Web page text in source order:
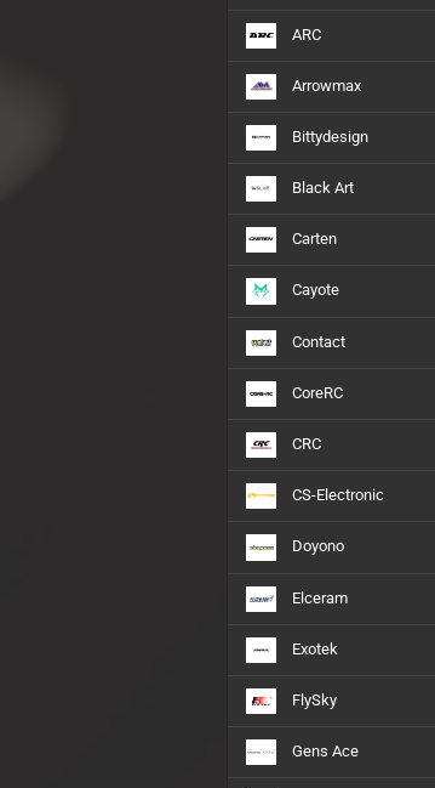
Sparko Racing
Sworkz
Team Associated
Yokomo
Motoren anzeigen
1:10
Nitro
ARC
Arrowmax
Bittydesign
Black Art
Carten
Cayote
Contact
CoreRC
CRC
CS-Electronic
Doyono
Elceram
Exotek
FlySky
Gens Ace